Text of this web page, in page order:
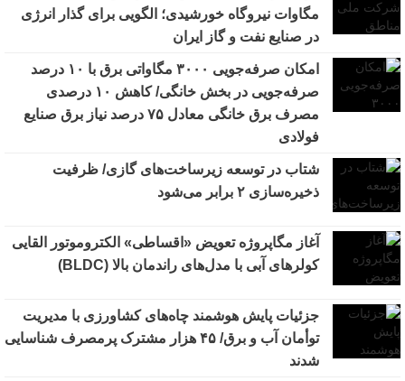
مگاوات نیروگاه خورشیدی؛ الگویی برای گذار انرژی
در صنایع نفت و گاز ایران
امکان صرفه‌جویی ۳۰۰۰ مگاواتی برق با ۱۰ درصد
صرفه‌جویی در بخش خانگی/ کاهش ۱۰ درصدی
مصرف برق خانگی معادل ۷۵ درصد نیاز برق صنایع
فولادی
شتاب در توسعه زیرساخت‌های گازی/ ظرفیت
ذخیره‌سازی ۲ برابر می‌شود
آغاز مگاپروژه تعویض «اقساطی» الکتروموتور القایی
کولرهای آبی با مدل‌های راندمان بالا (BLDC)
جزئیات پایش هوشمند چاه‌های کشاورزی با مدیریت
توأمان آب و برق/ ۴۵ هزار مشترک پرمصرف شناسایی
شدند